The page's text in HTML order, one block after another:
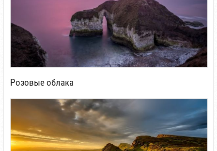
Розовые облака